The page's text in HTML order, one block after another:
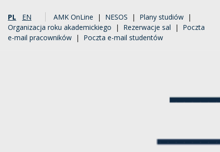
PL EN AMK OnLine | NESOS | Plany studiów |
Organizacja roku akademickiego | Rezerwacje sal | Poczta
e-mail pracowników | Poczta e-mail studentów